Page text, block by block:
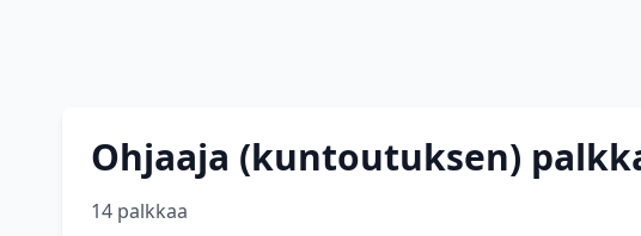
Ohjaaja (kuntoutuksen)
14 palkkaa